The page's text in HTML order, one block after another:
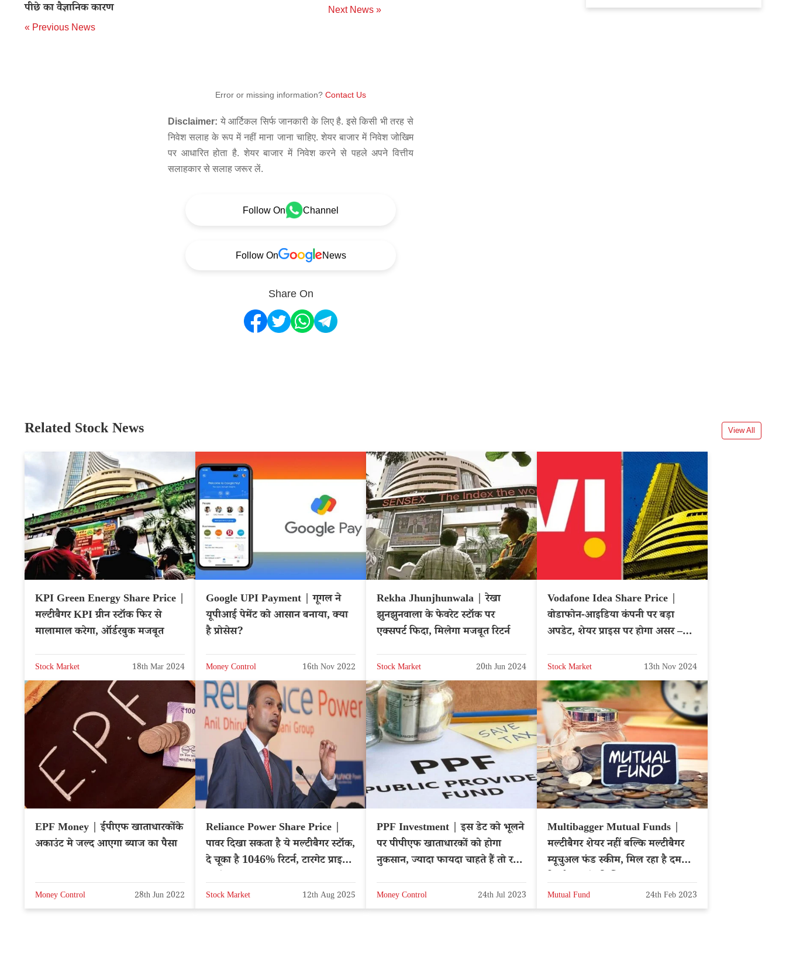
पीछे का वैज्ञानिक कारण
« Previous News
Next News »
Error or missing information? Contact Us
Disclaimer: ये आर्टिकल सिर्फ जानकारी के लिए है. इसे किसी भी तरह से
निवेश सलाह के रूप में नहीं माना जाना चाहिए. शेयर बाजार में निवेश जोखिम
पर आधारित होता है. शेयर बाजार में निवेश करने से पहले अपने वित्तीय
सलाहकार से सलाह जरूर लें.
Follow On Channel
Follow On News
Share On
Related Stock News View All
KPI Green Energy Share Price |
मल्टीबैगर KPI ग्रीन स्टॉक फिर से
मालामाल करेगा, ऑर्डरबुक मजबूत
Stock Market 18th Mar 2024
Google UPI Payment | गूगल ने
यूपीआई पेमेंट को आसान बनाया, क्या
है प्रोसेस?
Money Control 16th Nov 2022
Rekha Jhunjhunwala | रेखा
झुनझुनवाला के फेवरेट स्टॉक पर
एक्सपर्ट फिदा, मिलेगा मजबूत रिटर्न
Stock Market 20th Jun 2024
Vodafone Idea Share Price |
वोडाफोन-आइडिया कंपनी पर बड़ा
अपडेट, शेयर प्राइस पर होगा असर –
Stock Market 13th Nov 2024
EPF Money | ईपीएफ खाताधारकोंके
अकाउंट मे जल्द आएगा ब्याज का पैसा
Money Control 28th Jun 2022
Reliance Power Share Price |
पावर दिखा सकता है ये मल्टीबैगर स्टॉक,
दे चूका है 1046% रिटर्न, टारगेट प्राइस
Stock Market 12th Aug 2025
PPF Investment | इस डेट को भूलने
पर पीपीएफ खाताधारकों को होगा
नुकसान, ज्यादा फायदा चाहते हैं तो रखें
Money Control 24th Jul 2023
Multibagger Mutual Funds |
मल्टीबैगर शेयर नहीं बल्कि मल्टीबैगर
म्यूचुअल फंड स्कीम, मिल रहा है दमदार
Mutual Fund 24th Feb 2023